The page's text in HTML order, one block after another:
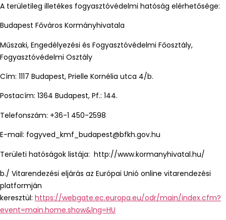
A területileg illetékes fogyasztóvédelmi hatóság elérhetősége:
Budapest Főváros Kormányhivatala
Műszaki, Engedélyezési és Fogyasztóvédelmi Főosztály,
Fogyasztóvédelmi Osztály
Cím: 1117 Budapest, Prielle Kornélia utca 4/b.
Postacím: 1364 Budapest, Pf.: 144.
Telefonszám: +36-1 450-2598
E-mail: fogyved_kmf_budapest@bfkh.gov.hu
Területi hatóságok listája: http://www.kormanyhivatal.hu/
b./ Vitarendezési eljárás az Európai Unió online vitarendezési
platformján
keresztül: https://webgate.ec.europa.eu/odr/main/index.cfm?
event=main.home.show&lng=HU